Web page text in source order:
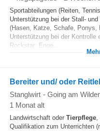
Sportabteilungen (Reiten,
Unterstützung bei der Stall- und
(Hasen, Katze, Schafe,
Unterstützung bei der
Rockstar: Enge...
Bereiter und/ oder
Stanglwirt - Going am
1 Monat alt
Landwirtschaft oder Tierpflege,
Qualifikation zum Unterrichten